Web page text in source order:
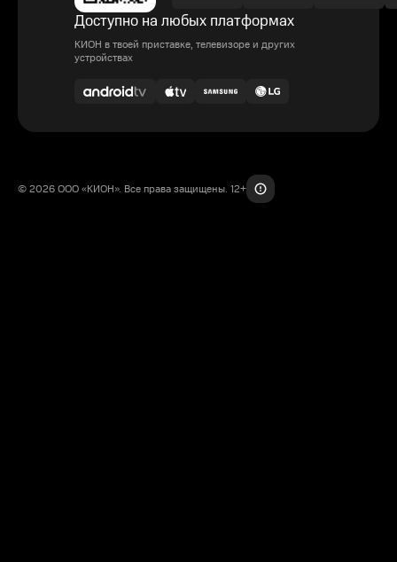
Доступно на любых платформах
КИОН в твоей приставке, телевизоре и других
устройствах
© 2026 ООО «КИОН». Все права защищены. 12+